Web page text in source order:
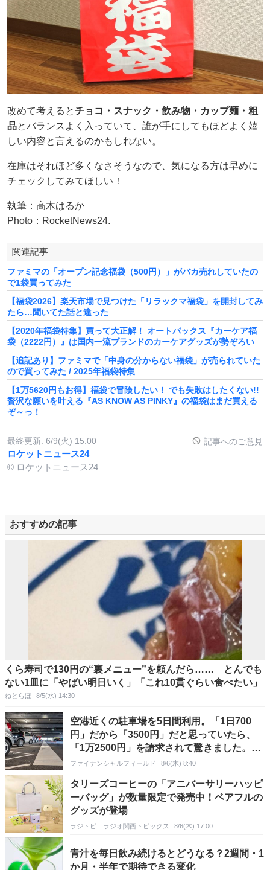
改めて考えるとチョコ・スナック・飲み物・カップ麺・粗
品とバランスよく入っていて、誰が手にしてもほどよく嬉
しい内容と言えるのかもしれない。
在庫はそれほど多くなさそうなので、気になる方は早めに
チェックしてみてほしい！
執筆：高木はるか
Photo：RocketNews24.
関連記事
ファミマの「オープン記念福袋（500円）」がバカ売れしていたの
で1袋買ってみた
【福袋2026】楽天市場で見つけた「リラックマ福袋」を開封してみ
たら…聞いてた話と違った
【2020年福袋特集】買って大正解！ オートバックス『カーケア福
袋（2222円）』は国内一流ブランドのカーケアグッズが勢ぞろい
【追記あり】ファミマで「中身の分からない福袋」が売られていた
ので買ってみた / 2025年福袋特集
【1万5620円もお得】福袋で冒険したい！ でも失敗はしたくない!!
贅沢な願いを叶える『AS KNOW AS PINKY』の福袋はまだ買える
ぞ～っ！
最終更新: 6/9(火) 15:00 記事へのご意見
ロケットニュース24
© ロケットニュース24
おすすめの記事
くら寿司で130円の“裏メニュー”を頼んだら…… とんでも
ない1皿に「やばい明日いく」「これ10貫ぐらい食べたい」
ねとらぼ 8/5(水) 14:30
空港近くの駐車場を5日間利用。「1日700
円」だから「3500円」だと思っていたら、
「1万2500円」を請求されて驚きました。
「最大料金」は毎日適用されるわけではない
ファイナンシャルフィールド 8/6(木) 8:40
タリーズコーヒーの「アニバーサリーハッピ
ーバッグ」が数量限定で発売中！ベアフルの
グッズが登場
ラジトピ ラジオ関西トピックス 8/6(木) 17:00
青汁を毎日飲み続けるとどうなる？2週間・1
か月・半年で期待できる変化